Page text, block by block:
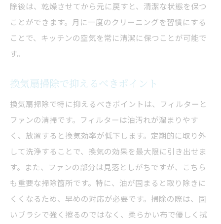
除後は、乾燥させてから元に戻すと、清潔な状態を保つ
ことができます。月に一度のクリーニングを習慣にする
ことで、キッチンの空気を常に清潔に保つことが可能で
す。
換気扇掃除で抑えるべきポイント
換気扇掃除で特に抑えるべきポイントは、フィルターと
ファンの清掃です。フィルターは油汚れが溜まりやす
く、放置すると換気効率が低下します。定期的に取り外
して洗浄することで、換気の効果を最大限に引き出せま
す。また、ファンの部分は見落としがちですが、こちら
も重要な掃除箇所です。特に、油が固まると取り除きに
くくなるため、早めの対応が必要です。掃除の際は、固
いブラシで強く擦るのではなく、柔らかい布で優しく拭